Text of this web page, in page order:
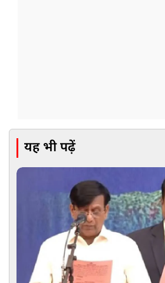
यह भी पढ़ें